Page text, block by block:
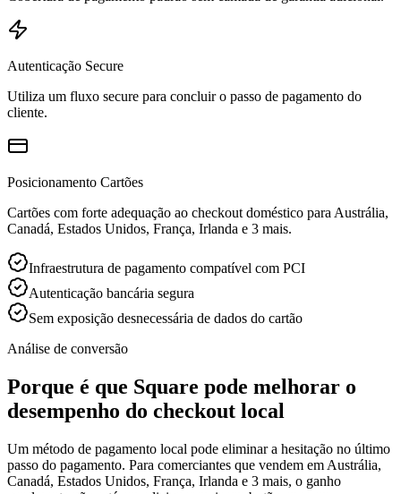
Autenticação Secure
Utiliza um fluxo secure para concluir o passo de pagamento do
cliente.
Posicionamento Cartões
Cartões com forte adequação ao checkout doméstico para Austrália,
Canadá, Estados Unidos, França, Irlanda e 3 mais.
Infraestrutura de pagamento compatível com PCI
Autenticação bancária segura
Sem exposição desnecessária de dados do cartão
Análise de conversão
Porque é que Square pode melhorar o
desempenho do checkout local
Um método de pagamento local pode eliminar a hesitação no último
passo do pagamento. Para comerciantes que vendem em Austrália,
Canadá, Estados Unidos, França, Irlanda e 3 mais, o ganho